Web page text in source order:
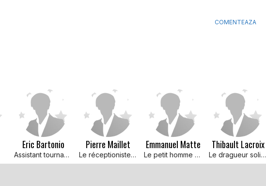
COMENTEAZA
Eric Bartonio
Assistant tournage mai 68
Pierre Maillet
Le réceptioniste hôtel
Emmanuel Matte
Le petit homme Gare de Lyon
Thibault Lacroix
Le dragueur solitaire